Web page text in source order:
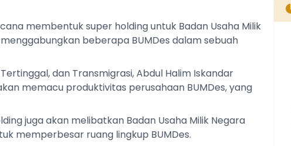
membentuk super holding untuk Badan Usaha Milik
beberapa BUMDes dalam sebuah
dan Transmigrasi, Abdul Halim Iskandar
memacu produktivitas perusahaan BUMDes, yang
juga akan melibatkan Badan Usaha Milik Negara
memperbesar ruang lingkup BUMDes.